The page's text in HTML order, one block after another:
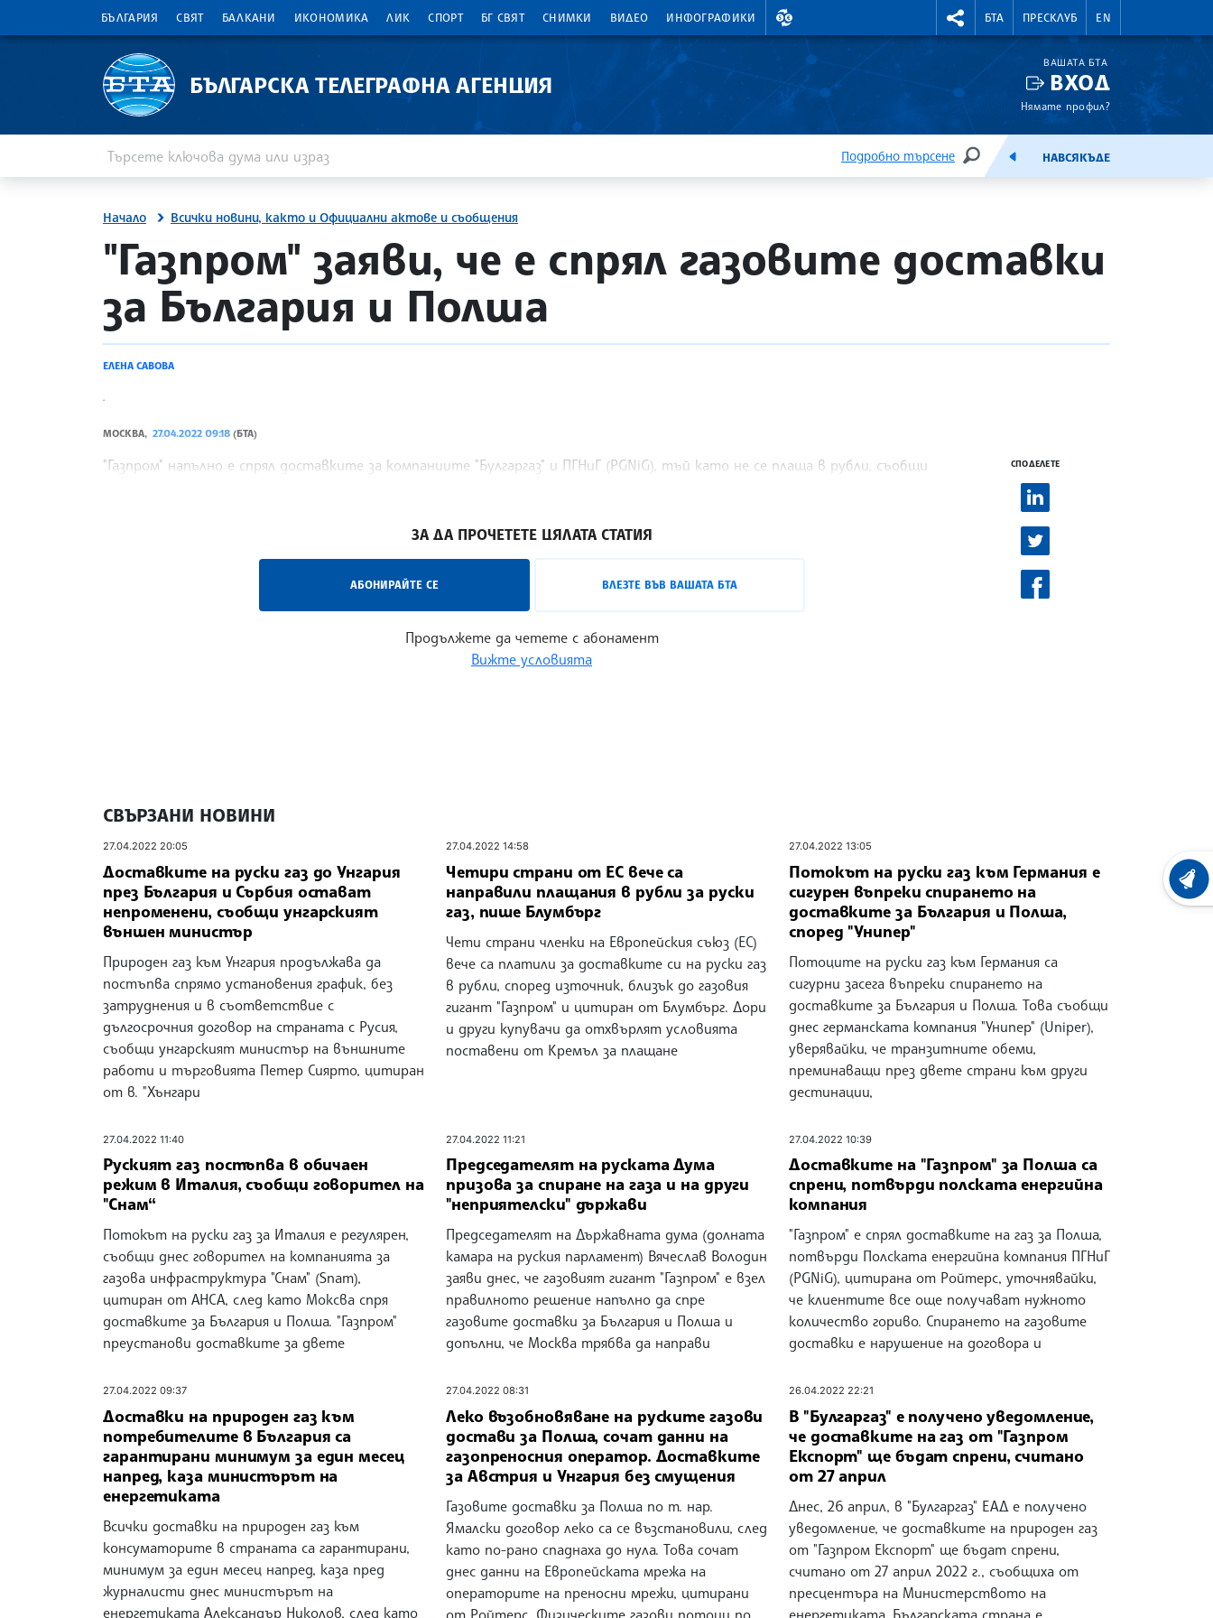
БЪЛГАРИЯ СВЯТ БАЛКАНИ ИКОНОМИКА ЛИК СПОРТ БГ СВЯТ СНИМКИ ВИДЕО ИНФОГРАФИКИ
ВАЛУТНИ КУРСОВЕ RIGHTMENU.SOCIAL
БТА ПРЕСКЛУБ EN
БЪЛГАРСКА ТЕЛЕГРАФНА АГЕНЦИЯ
ВАШАТА БТА
ВХОД
Нямате профил?
Подробно търсене
ТЪРСЕНЕЕМИСИЯНАВСЯКЪДЕ
Начало Всички новини, както и Официални актове и съобщения
site.bta
"Газпром" заяви, че е спрял газовите доставки
за България и Полша
ЕЛЕНА САВОВА
.
МОСКВА, 27.04.2022 09:18 (БТА)
"Газпром" напълно е спрял доставките за компаниите "Булгаргаз" и ПГНиГ (PGNiG), тъй като не се плаща в рубли, съобщи
ЗА ДА ПРОЧЕТЕТЕ ЦЯЛАТА СТАТИЯ
АБОНИРАЙТЕ СЕ ВЛЕЗТЕ ВЪВ ВАШАТА БТА
Продължете да четете с абонамент
Вижте условията
СПОДЕЛЕТЕ
СВЪРЗАНИ НОВИНИ
27.04.2022 20:05
Доставките на руски газ до Унгария
през България и Сърбия остават
непроменени, съобщи унгарският
външен министър
Природен газ към Унгария продължава да
постъпва спрямо установения график, без
затруднения и в съответствие с
дългосрочния договор на страната с Русия,
съобщи унгарският министър на външните
работи и търговията Петер Сиярто, цитиран
от в. "Хънгари
27.04.2022 14:58
Четири страни от ЕС вече са
направили плащания в рубли за руски
газ, пише Блумбърг
Чети страни членки на Европейския съюз (ЕС)
вече са платили за доставките си на руски газ
в рубли, според източник, близък до газовия
гигант "Газпром" и цитиран от Блумбърг. Дори
и други купувачи да отхвърлят условията
поставени от Кремъл за плащане
27.04.2022 13:05
Потокът на руски газ към Германия е
сигурен въпреки спирането на
доставките за България и Полша,
според "Унипер"
Потоците на руски газ към Германия са
сигурни засега въпреки спирането на
доставките за България и Полша. Това съобщи
днес германската компания "Унипер" (Uniper),
уверявайки, че транзитните обеми,
преминаващи през двете страни към други
дестинации,
27.04.2022 11:40
Руският газ постъпва в обичаен
режим в Италия, съобщи говорител на
"Снам“
Потокът на руски газ за Италия е регулярен,
съобщи днес говорител на компанията за
газова инфраструктура "Снам" (Snam),
цитиран от АНСА, след като Моксва спря
доставките за България и Полша. "Газпром"
преустанови доставките за двете
27.04.2022 11:21
Председателят на руската Дума
призова за спиране на газа и на други
"неприятелски" държави
Председателят на Държавната дума (долната
камара на руския парламент) Вячеслав Володин
заяви днес, че газовият гигант "Газпром" е взел
правилното решение напълно да спре
газовите доставки за България и Полша и
допълни, че Москва трябва да направи
27.04.2022 10:39
Доставките на "Газпром" за Полша са
спрени, потвърди полската енергийна
компания
"Газпром" е спрял доставките на газ за Полша,
потвърди Полската енергийна компания ПГНиГ
(PGNiG), цитирана от Ройтерс, уточнявайки,
че клиентите все още получават нужното
количество гориво. Спирането на газовите
доставки е нарушение на договора и
27.04.2022 09:37
Доставки на природен газ към
потребителите в България са
гарантирани минимум за един месец
напред, каза министърът на
енергетиката
Всички доставки на природен газ към
консуматорите в страната са гарантирани,
минимум за един месец напред, каза пред
журналисти днес министърът на
енергетиката Александър Николов, след като
27.04.2022 08:31
Леко възобновяване на руските газови
достави за Полша, сочат данни на
газопреносния оператор. Доставките
за Австрия и Унгария без смущения
Газовите доставки за Полша по т. нар.
Ямалски договор леко са се възстановили, след
като по-рано спаднаха до нула. Това сочат
днес данни на Европейската мрежа на
операторите на преносни мрежи, цитирани
от Ройтерс. Физическите газови потоци по
26.04.2022 22:21
В "Булгаргаз" е получено уведомление,
че доставките на газ от "Газпром
Експорт" ще бъдат спрени, считано
от 27 април
Днес, 26 април, в "Булгаргаз" ЕАД е получено
уведомление, че доставките на природен газ
от "Газпром Експорт" ще бъдат спрени,
считано от 27 април 2022 г., съобщиха от
пресцентъра на Министерството на
енергетиката. Българската страна е